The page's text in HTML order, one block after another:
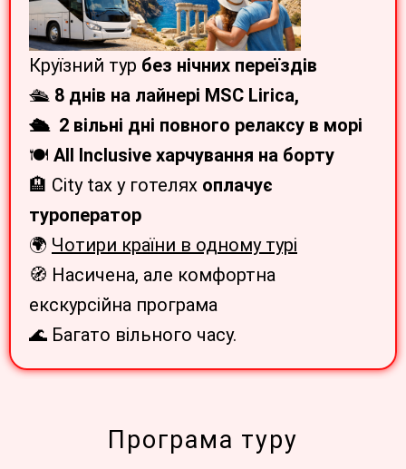
Круїзний тур без нічних переїздів
🛳 8 днів на лайнері MSC Lirica,
🛳 2 вільні дні повного релаксу в морі
🍽 All Inclusive харчування на борту
🏨 City tax у готелях оплачує
туроператор
🌍 Чотири країни в одному турі
🧭 Насичена, але комфортна
екскурсійна програма
🌊 Багато вільного часу.
Програма туру